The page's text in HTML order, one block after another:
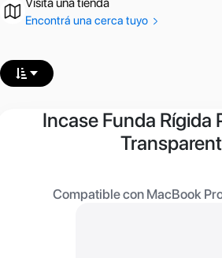
Encontrá una cerca tuyo
Incase Funda Rígida
Compatible con MacBook